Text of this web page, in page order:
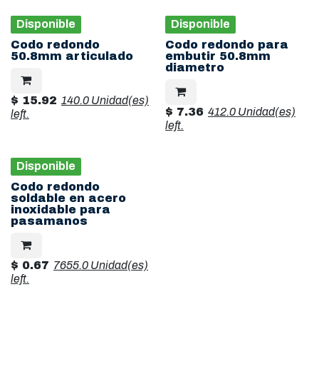
Disponible
Codo redondo
50.8mm articulado
$ 15.92 140.0 Unidad(es)
left.
Disponible
Codo redondo para
embutir 50.8mm
diametro
$ 7.36 412.0 Unidad(es)
left.
Disponible
Codo redondo
soldable en acero
inoxidable para
pasamanos
$ 0.67 7655.0 Unidad(es)
left.